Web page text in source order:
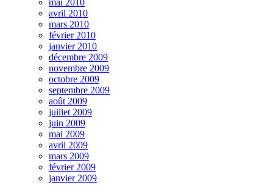
avril 2010
mars 2010
février 2010
janvier 2010
décembre 2009
novembre 2009
octobre 2009
septembre 2009
août 2009
juillet 2009
juin 2009
mai 2009
avril 2009
mars 2009
février 2009
janvier 2009